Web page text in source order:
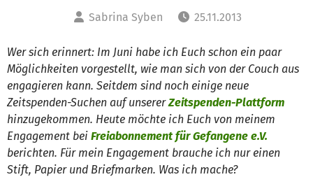
Sabrina Syben 25.11.2013
Wer sich erinnert: Im Juni habe ich Euch schon ein paar
Möglichkeiten vorgestellt, wie man sich von der Couch aus
engagieren kann. Seitdem sind noch einige neue
Zeitspenden-Suchen auf unsererZeitspenden-Plattform
hinzugekommen. Heute möchte ich Euch von meinem
Engagement bei Freiabonnement für Gefangene e.V.
berichten. Für mein Engagement brauche ich nur einen
Stift, Papier und Briefmarken. Was ich mache?